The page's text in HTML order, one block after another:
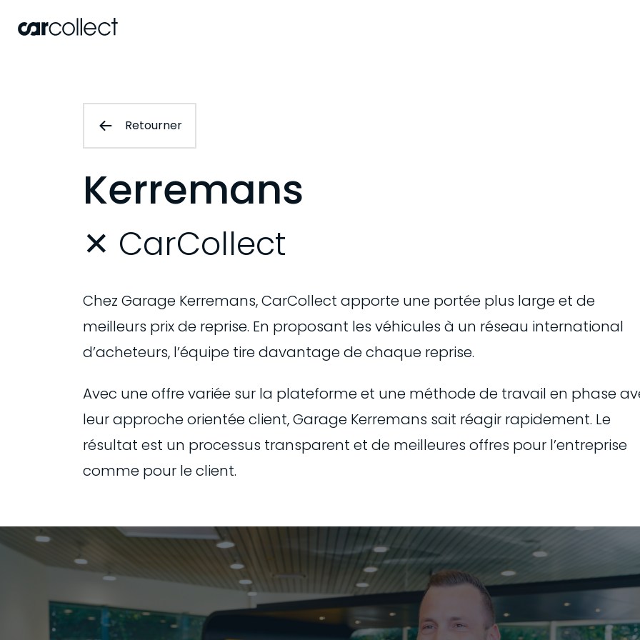
Retourner
Kerremans
✕ CarCollect
Chez Garage Kerremans, CarCollect apporte une portée plus large et de
meilleurs prix de reprise. En proposant les véhicules à un réseau international
d’acheteurs, l’équipe tire davantage de chaque reprise.
Avec une offre variée sur la plateforme et une méthode de travail en phase
leur approche orientée client, Garage Kerremans sait réagir rapidement. Le
résultat est un processus transparent et de meilleures offres pour l’entreprise
comme pour le client.